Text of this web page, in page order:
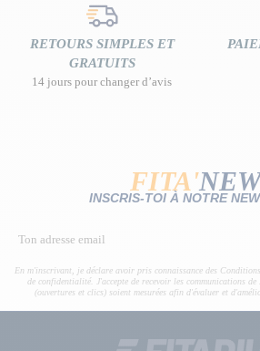
RETOURS SIMPLES ET
GRATUITS
14 jours pour changer d’avis
FITA'
INSCRIS-TOI À NOTRE
En m'inscrivant, je déclare avoir pris connaissance des
de confidentialité. J'accepte de recevoir les communications
(ouvertures et clics) soient mesurées afin d'évaluer et